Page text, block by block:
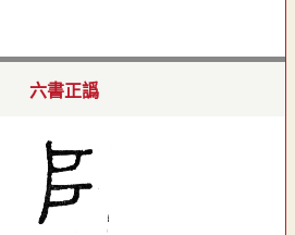
六書正譌